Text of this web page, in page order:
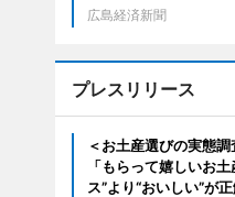
広島経済新聞
プレスリリース
＜お土産選びの実態
「もらって嬉しいお
ス”より“おいしい”が